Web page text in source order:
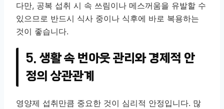
다만, 공복 섭취 시 속 쓰림이나 메스꺼움을 유발할 수
있으므로 반드시 식사 중이나 식후에 바로 복용하는
것이 좋습니다.
5. 생활 속 번아웃 관리와 경제적 안
정의 상관관계
영양제 섭취만큼 중요한 것이 심리적 안정입니다. 많